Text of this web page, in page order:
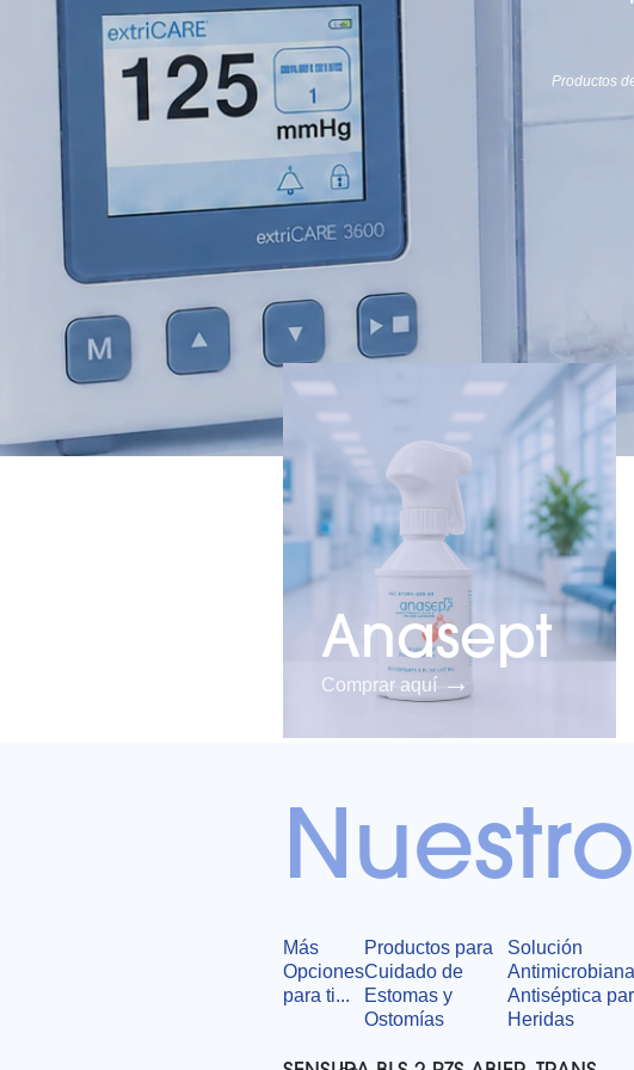
Productos
Anasept
Comprar aquí →
Más
Opciones
para ti...
Productos para
Cuidado de
Estomas y
Ostomías
Solución
Antiséptica
Heridas